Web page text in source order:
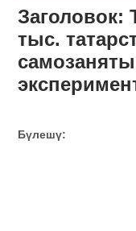
Заголовок:
тыс.
Бүлешү: